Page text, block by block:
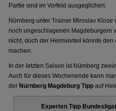
Partie sind im Vorfeld ausgeglichen.
Nürnberg unter Trainer Miroslav
noch ungeschlagenen Magdeburgern
nicht, doch der Heimvorteil könnte
machen.
In der letzten Saison ist Nürnberg
Auch für dieses Wochenende kann
der Nürnberg Magdeburg Tipp auf
Experten Tipp